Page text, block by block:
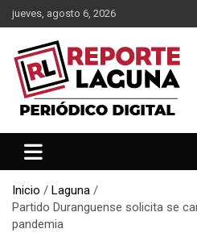
Saltar
al
contenido
jueves, agosto 6, 2026
Reporte Laguna
Inicio
Laguna
Partido Duranguense solicita se
pandemia